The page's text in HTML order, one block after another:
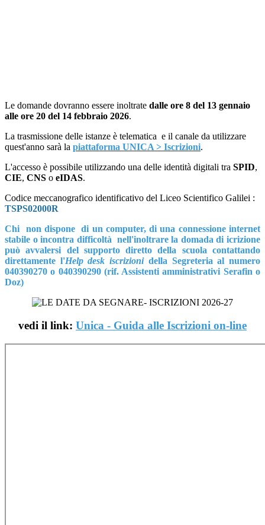
Le domande dovranno essere inoltrate dalle ore 8 del 13 gennaio
alle ore 20 del 14 febbraio 2026.
La trasmissione delle istanze è telematica e il canale da utilizzare
quest'anno sarà la piattaforma UNICA > Iscrizioni.
L'accesso è possibile utilizzando una delle identità digitali tra SPID,
CIE, CNS o eIDAS.
Codice meccanografico identificativo del Liceo Scientifico Galilei :
TSPS02000R
Chi non dispone di un computer, di una connessione internet
stabile o incontra difficoltà nell'inoltrare la domada di icrizione
può avvalersi del supporto diretto della scuola contattando
direttamente l'Help desk iscrizionidella Segreteria al numero
040390270 o 040390290 (rif. Assistenti amministrativi Serafin o
Doz)
vedi il link: Unica - Guida alle Iscrizioni on-line